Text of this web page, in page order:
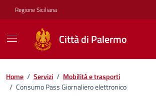
Vai ai contenuti
Vai al footer
Regione Siciliana
Città di Palermo
Home / Servizi / Mobilità e trasporti
/ Consumo Pass Giornaliero elettronico